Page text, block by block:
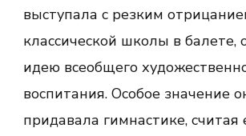
выступала с резким
классической школы в балете,
идею всеобщего
воспитания. Особое значение
придавала гимнастике, считая